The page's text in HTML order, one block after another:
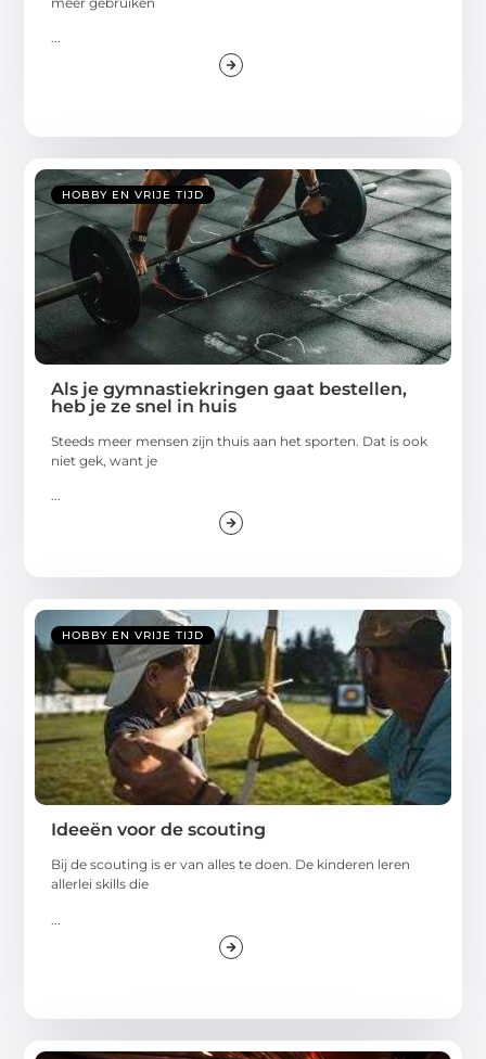
HOBBY EN VRIJE TIJD
Als je gymnastiekringen gaat bestellen,
heb je ze snel in huis
Steeds meer mensen zijn thuis aan het sporten. Dat is ook
niet gek, want je
...
HOBBY EN VRIJE TIJD
Ideeën voor de scouting
Bij de scouting is er van alles te doen. De kinderen leren
allerlei skills die